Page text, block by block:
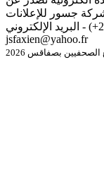
جسور للإعلانات
للإتصال أو نشر الردود الهاتف 54779966 (216+) - البريد الإلكتروني
jsfaxien@yahoo.fr
بصفاقس 2026